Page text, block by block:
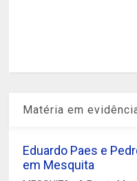
Matéria em
Eduardo Paes e
em Mesquita